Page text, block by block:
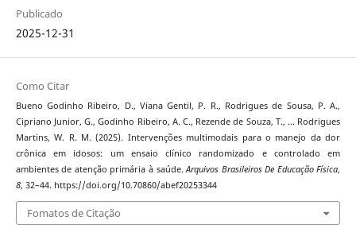
Publicado
2025-12-31
Como Citar
Bueno Godinho Ribeiro, D., Viana Gentil, P. R., Rodrigues de Sousa, P. A.,
Cipriano Junior, G., Godinho Ribeiro, A. C., Rezende de Souza, T., … Rodrigues
Martins, W. R. M. (2025). Intervenções multimodais para o manejo da dor
crônica em idosos: um ensaio clínico randomizado e controlado em
ambientes de atenção primária à saúde.Arquivos Brasileiros De Educação Física,
8, 32–44. https://doi.org/10.70860/abef20253344
Fomatos de Citação